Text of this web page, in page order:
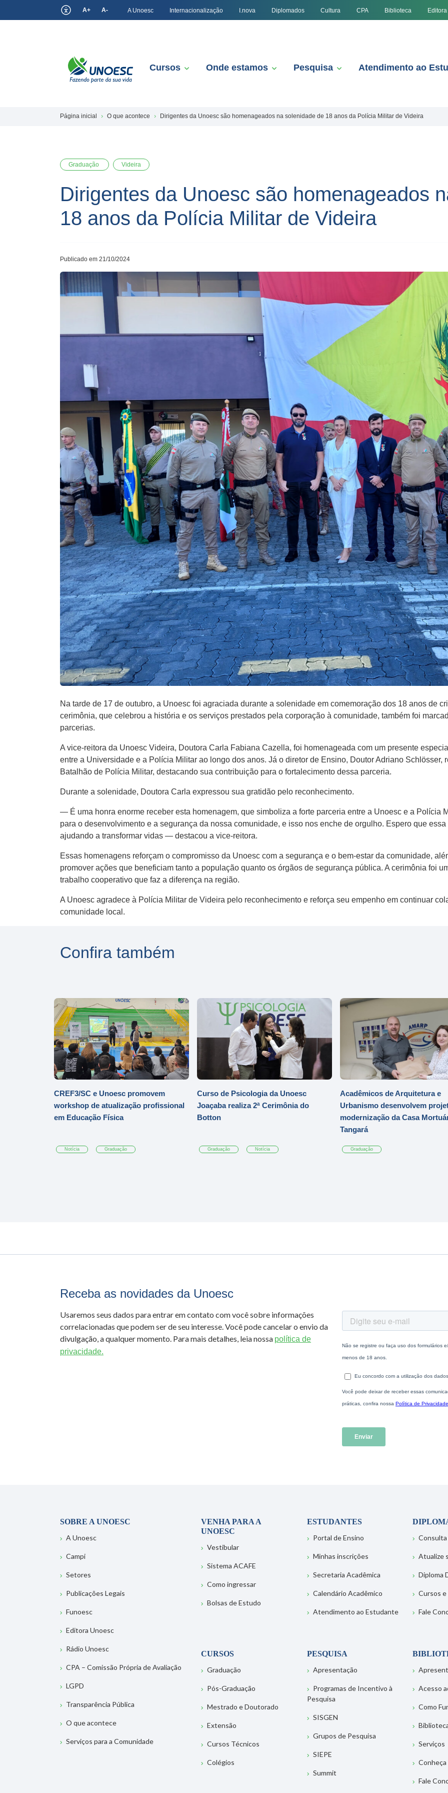
A+ A- A Unoesc Internacionalização I.nova Diplomados Cultura CPA Biblioteca Editora
Cursos Onde estamos Pesquisa Atendimento ao
Página inicial O que acontece Dirigentes da Unoesc são homenageados na solenidade de 18 anos da Polícia Militar de Videira
Graduação Videira
Dirigentes da Unoesc são homenageados
18 anos da Polícia Militar de Videira
Publicado em 21/10/2024
Na tarde de 17 de outubro, a Unoesc foi agraciada durante a solenidade em comemoração dos 18 anos de
cerimônia, que celebrou a história e os serviços prestados pela corporação à comunidade, também foi
parcerias.
A vice-reitora da Unoesc Videira, Doutora Carla Fabiana Cazella, foi homenageada com um presente
entre a Universidade e a Polícia Militar ao longo dos anos. Já o diretor de Ensino, Doutor Adriano Schlösser,
Batalhão de Polícia Militar, destacando sua contribuição para o fortalecimento dessa parceria.
Durante a solenidade, Doutora Carla expressou sua gratidão pelo reconhecimento.
— É uma honra enorme receber esta homenagem, que simboliza a forte parceria entre a Unoesc e a Polícia
para o desenvolvimento e a segurança da nossa comunidade, e isso nos enche de orgulho. Espero que
ajudando a transformar vidas — destacou a vice-reitora.
Essas homenagens reforçam o compromisso da Unoesc com a segurança e o bem-estar da comunidade,
promover ações que beneficiam tanto a população quanto os órgãos de segurança pública. A cerimônia foi
trabalho cooperativo que faz a diferença na região.
A Unoesc agradece à Polícia Militar de Videira pelo reconhecimento e reforça seu empenho em continuar
comunidade local.
Confira também
CREF3/SC e Unoesc promovem
workshop de atualização profissional
em Educação Física
Notícia Graduação
Curso de Psicologia da Unoesc
Joaçaba realiza 2ª Cerimônia do
Botton
Graduação Notícia
Acadêmicos de Arquitetura e
Urbanismo desenvolvem
modernização da Casa
Tangará
Graduação
Receba as novidades da Unoesc
Usaremos seus dados para entrar em contato com você sobre informações
correlacionadas que podem ser de seu interesse. Você pode cancelar o envio da
divulgação, a qualquer momento. Para mais detalhes, leia nossa política de
privacidade.
SOBRE A UNOESC
A Unoesc
Campi
Setores
Publicações Legais
Funoesc
Editora Unoesc
Rádio Unoesc
CPA – Comissão Própria de Avaliação
LGPD
Transparência Pública
O que acontece
Serviços para a Comunidade
VENHA PARA A
UNOESC
Vestibular
Sistema ACAFE
Como ingressar
Bolsas de Estudo
ESTUDANTES
Portal de Ensino
Minhas inscrições
Secretaria Acadêmica
Calendário Acadêmico
Atendimento ao Estudante
Consulta
Atualize
Diploma
Cursos
Fale
CURSOS
Graduação
Pós-Graduação
Mestrado e Doutorado
Extensão
Cursos Técnicos
Colégios
PESQUISA
Apresentação
Programas de Incentivo à
Pesquisa
SISGEN
Grupos de Pesquisa
SIEPE
Summit
Acesso
Como
Serviços
Fale